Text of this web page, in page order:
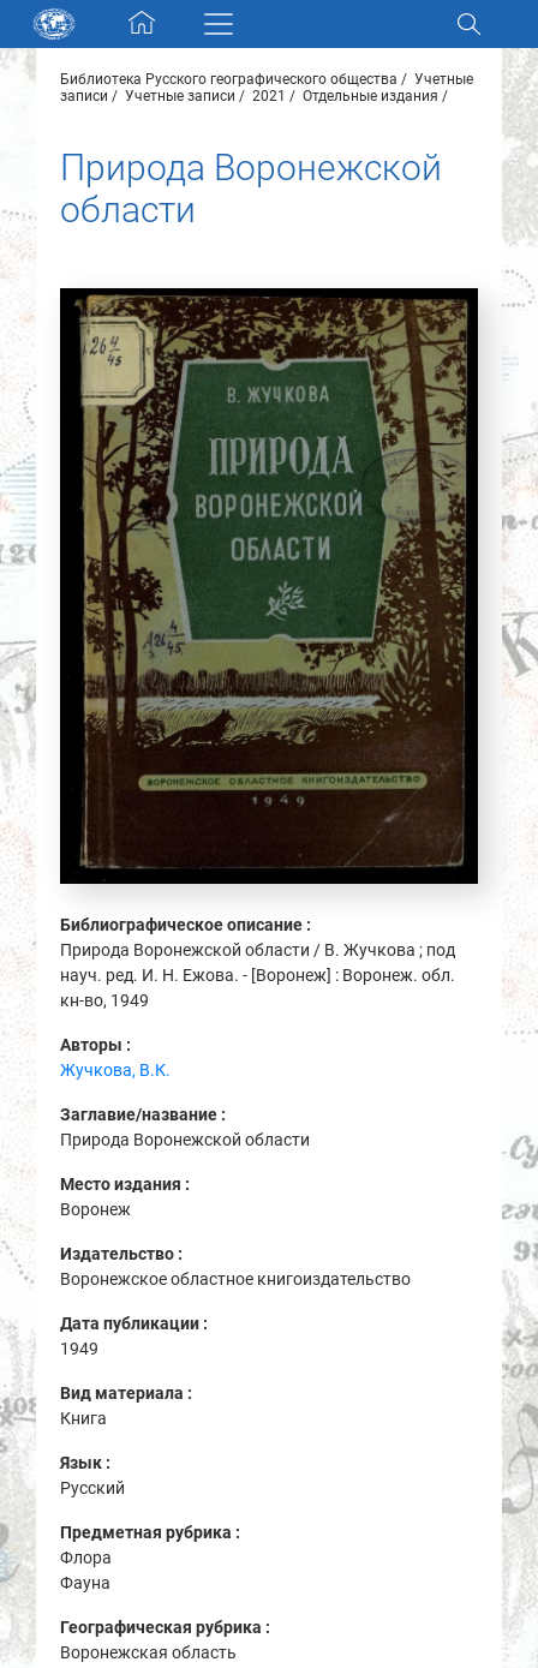
Skip navigation
Разделы и коллекции
Электронный каталог
Новости
О нас
Контакты
Партнеры
Найти
Библиотека Русского географического общества
Учетные
записи
Учетные записи 2021 Отдельные издания
Природа Воронежской
области
Библиографическое описание :
Природа Воронежской области / В. Жучкова ; под
науч. ред. И. Н. Ежова. - [Воронеж] : Воронеж. обл.
кн-во, 1949
Авторы :
Жучкова, В.К.
Заглавие/название :
Природа Воронежской области
Место издания :
Воронеж
Издательство :
Воронежское областное книгоиздательство
Дата публикации :
1949
Вид материала :
Книга
Язык :
Русский
Предметная рубрика :
Флора
Фауна
Географическая рубрика :
Воронежская область